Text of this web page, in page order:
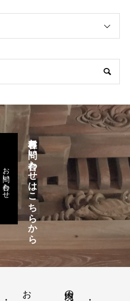
各種お問い合わせはこちらから
お問い合わせ
境内の様子